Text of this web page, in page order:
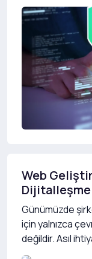
Web
Dijitalleşme
Günümüzde
için yalnızca
değildir. Asıl